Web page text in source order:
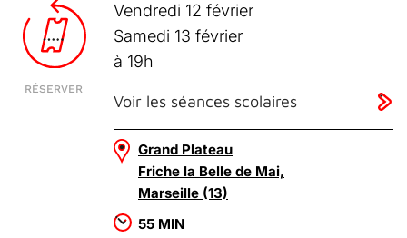
RÉSERVER
Vendredi 12 février
Samedi 13 février
à 19h
Voir les séances scolaires
Grand Plateau
Friche la Belle de Mai,
Marseille (13)
55 MIN